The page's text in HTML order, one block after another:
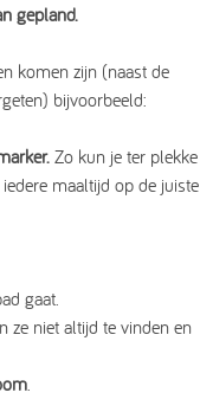
gepland.
komen zijn (naast de
bijvoorbeeld:
Zo kun je ter plekke
maaltijd op de juiste
gaat.
ze niet altijd te vinden en
.